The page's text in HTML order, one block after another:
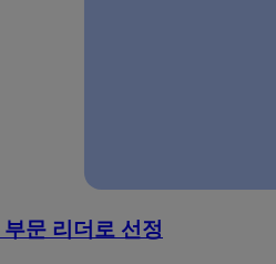
문 리더로 선정